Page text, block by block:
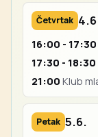
Četvrtak
16:00 - 17:30
17:30 - 18:30
21:00 Klub
Petak 5.6.